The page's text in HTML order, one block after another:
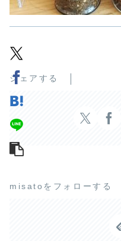
シェアする
misatoをフォローする